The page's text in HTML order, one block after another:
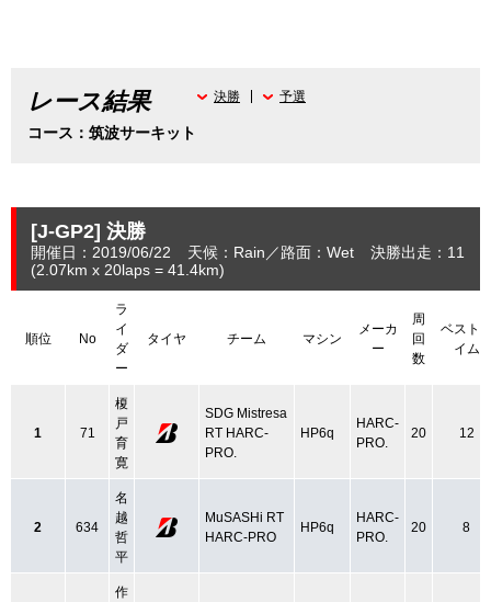
レース結果
コース：筑波サーキット
決勝 予選
[J-GP2] 決勝
開催日：2019/06/22 天候：Rain 路面：Wet 決勝出走：11
(2.07km x 20laps = 41.4km)
順位 No
ラ
イ
ダ
ー
タイヤ チーム マシン
メーカ
ー
周
回
数
ベスト
イム
1 71
榎
戸
育
寛
SDG Mistresa
RT HARC-
PRO.
HP6q
HARC-
PRO.
20 12
2 634
名
越
哲
平
MuSASHi RT
HARC-PRO
HP6q
HARC-
PRO.
20 8
作